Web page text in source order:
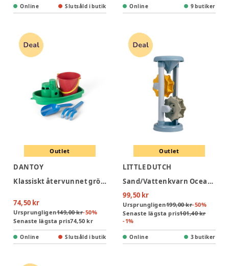
Online Slutsåld i butik Online 9 butiker
Outlet
DANTOY
Klassiskt återvunnet grönt båtset i nät
74,50 kr
Ursprungligen149,00 kr-50%
Senaste lägsta pris74,50 kr
Online Slutsåld i butik
Outlet
LITTLE DUTCH
Sand/Vattenkvarn Ocean Dreams - Blue
99,50 kr
Ursprungligen199,00 kr-50%
Senaste lägsta pris101,40 kr
-1%
Online 3 butiker